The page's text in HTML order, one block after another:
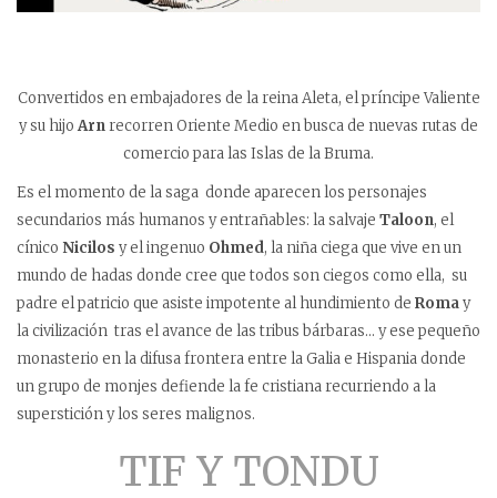
Convertidos en embajadores de la reina Aleta, el príncipe Valiente
y su hijoArnrecorren Oriente Medio en busca de nuevas rutas de
comercio para las Islas de la Bruma.
Es el momento de la saga donde aparecen los personajes
secundarios más humanos y entrañables: la salvaje Taloon, el
cínico Nicilos y el ingenuo Ohmed, la niña ciega que vive en un
mundo de hadas donde cree que todos son ciegos como ella, su
padre el patricio que asiste impotente al hundimiento de Romay
la civilización tras el avance de las tribus bárbaras… y ese pequeño
monasterio en la difusa frontera entre la Galia e Hispania donde
un grupo de monjes defiende la fe cristiana recurriendo a la
superstición y los seres malignos.
TIF Y TONDU